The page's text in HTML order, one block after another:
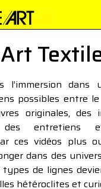
l’immersion dans
possibles entre
originales, des
des entretiens
ces vidéos plus
dans des
types de lignes
hétéroclites et